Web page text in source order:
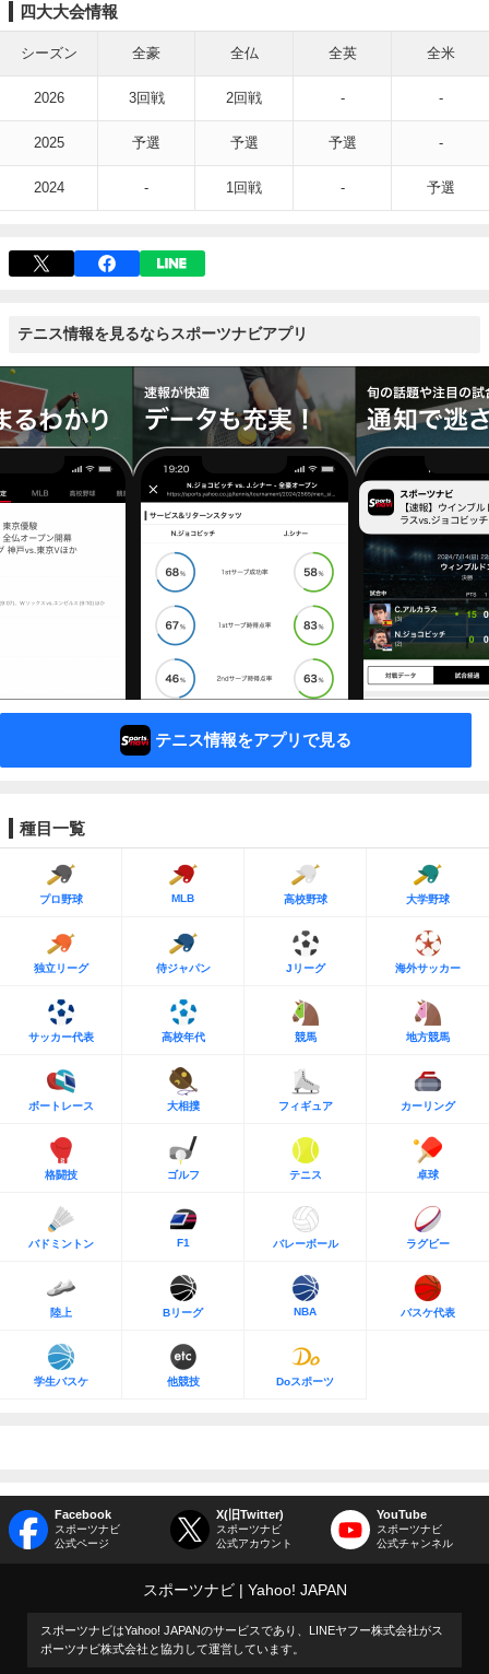
四大大会情報
シーズン 全豪 全仏 全英 全米
2026 3回戦 2回戦 - -
2025 予選 予選 予選 -
2024 - 1回戦 - 予選
テニス情報を見るならスポーツナビアプリ
テニス情報をアプリで見る
種目一覧
プロ野球 MLB 高校野球 大学野球
独立リーグ 侍ジャパン Jリーグ 海外サッカー
サッカー代表 高校年代 競馬 地方競馬
ボートレース 大相撲 フィギュア カーリング
格闘技 ゴルフ テニス 卓球
バドミントン F1 バレーボール ラグビー
陸上 Bリーグ NBA バスケ代表
学生バスケ 他競技 Doスポーツ
Facebook
スポーツナビ
公式ページ
X(旧Twitter)
スポーツナビ
公式アカウント
YouTube
スポーツナビ
公式チャンネル
スポーツナビ Yahoo! JAPAN
スポーツナビはYahoo! JAPANのサービスであり、LINEヤフー株式会社がス
ポーツナビ株式会社と協力して運営しています。